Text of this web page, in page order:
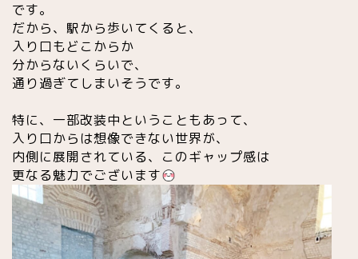
です。
だから、駅から歩いてくると、
入り口もどこからか
分からないくらいで、
通り過ぎてしまいそうです。
特に、一部改装中ということもあって、
入り口からは想像できない世界が、
内側に展開されている、このギャップ感は
更なる魅力でございます